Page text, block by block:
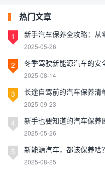
热门文章
1 新手汽车保养全攻略：从
2025-05-26
2 冬季驾驶新能源汽车的安
2025-08-14
3 长途自驾前的汽车保养清
2025-09-23
4 新手也要知道的汽车保养
2025-05-26
5 新能源汽车，都该保养啥？
2025-08-25